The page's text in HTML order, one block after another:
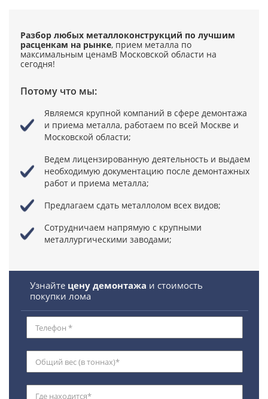
Разбор любых металлоконструкций по лучшим
расценкам на рынке, прием металла по
максимальным ценамВ Московской области на
сегодня!
Потому что мы:
Являемся крупной компаний в сфере демонтажа
и приема металла, работаем по всей Москве и
Московской области;
Ведем лицензированную деятельность и выдаем
необходимую документацию после демонтажных
работ и приема металла;
Предлагаем сдать металлолом всех видов;
Сотрудничаем напрямую с крупными
металлургическими заводами;
Узнайте цену демонтажа и стоимость
покупки лома